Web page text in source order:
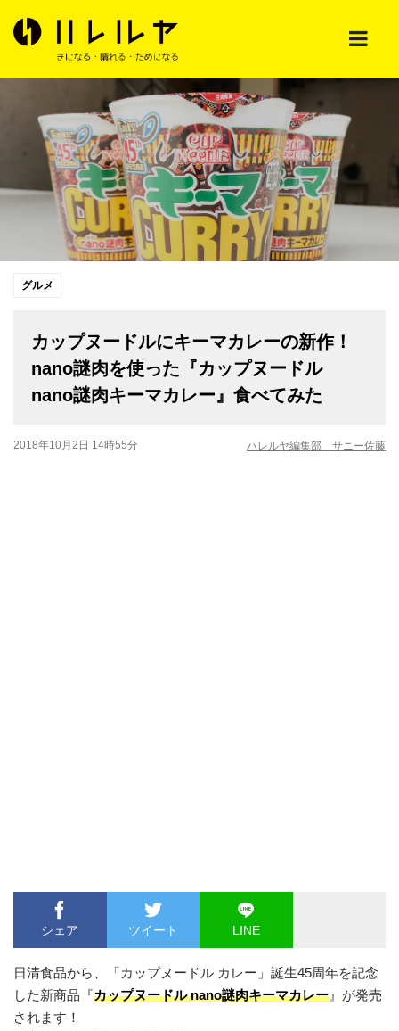
グルメ
カップヌードルにキーマカレーの新作！
nano謎肉を使った『カップヌードル
nano謎肉キーマカレー』食べてみた
2018年10月2日 14時55分 ハレルヤ編集部 サニー佐藤
シェア ツイート LINE
日清食品から、「カップヌードル カレー」誕生45周年を記念
した新商品『カップヌードル nano謎肉キーマカレー 』が発売
されます！